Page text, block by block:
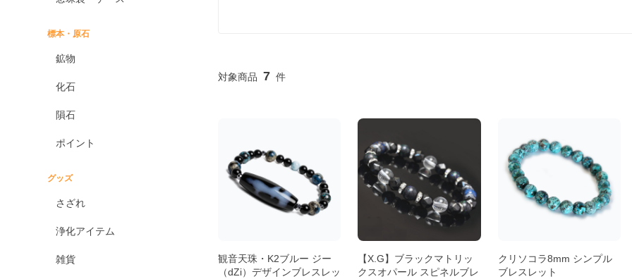
標本・原石
鉱物
化石
隕石
ポイント
グッズ
さざれ
浄化アイテム
雑貨
7
観音天珠・K2ブルー ジー
（dZi）デザインブレスレッ
【X.G】ブラックマトリッ
クスオパール スピネルブレ
クリソコラ8mm シンプル
ブレスレット